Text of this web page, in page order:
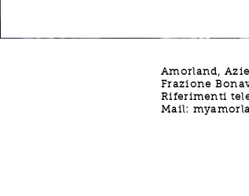
Amorland,
Frazione
Riferimenti
Mail: